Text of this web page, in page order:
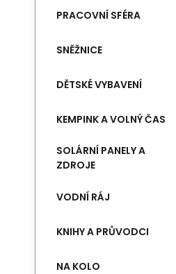
PRACOVNÍ SFÉRA
SNĚŽNICE
DĚTSKÉ VYBAVENÍ
KEMPINK A VOLNÝ ČAS
SOLÁRNÍ PANELY A
ZDROJE
VODNÍ RÁJ
KNIHY A PRŮVODCI
NA KOLO